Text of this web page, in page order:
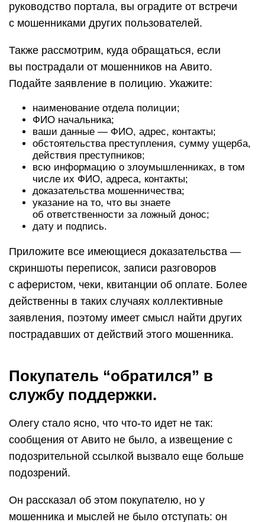
руководство портала, вы оградите от встречи
с мошенниками других пользователей.
Также рассмотрим, куда обращаться, если
вы пострадали от мошенников на Авито.
Подайте заявление в полицию. Укажите:
наименование отдела полиции;
ФИО начальника;
ваши данные — ФИО, адрес, контакты;
обстоятельства преступления, сумму ущерба,
действия преступников;
всю информацию о злоумышленниках, в том
числе их ФИО, адреса, контакты;
доказательства мошенничества;
указание на то, что вы знаете
об ответственности за ложный донос;
дату и подпись.
Приложите все имеющиеся доказательства —
скриншоты переписок, записи разговоров
с аферистом, чеки, квитанции об оплате. Более
действенны в таких случаях коллективные
заявления, поэтому имеет смысл найти других
пострадавших от действий этого мошенника.
Покупатель “обратился” в
службу поддержки.
Олегу стало ясно, что что-то идет не так:
сообщения от Авито не было, а извещение с
подозрительной ссылкой вызвало еще больше
подозрений.
Он рассказал об этом покупателю, но у
мошенника и мыслей не было отступать: он